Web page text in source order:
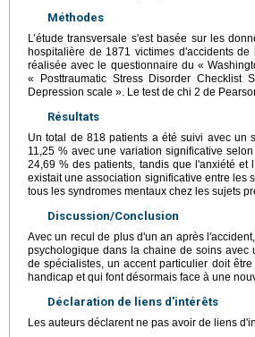
Méthodes
L’étude transversale s'est basée sur les
hospitalière de 1871 victimes d'accidents
réalisée avec le questionnaire du «
« Posttraumatic Stress Disorder
Depression scale ». Le test de chi 2 de
Résultats
Un total de 818 patients a été suivi avec un
11,25 % avec une variation significative
24,69 % des patients, tandis que l'anxiété et
existait une association significative entre les
tous les syndromes mentaux chez les sujets
Discussion/Conclusion
Avec un recul de plus d'un an après
psychologique dans la chaine de soins avec
de spécialistes, un accent particulier doit
handicap et qui font désormais face à une
Déclaration de liens d'intérêts
Les auteurs déclarent ne pas avoir de liens